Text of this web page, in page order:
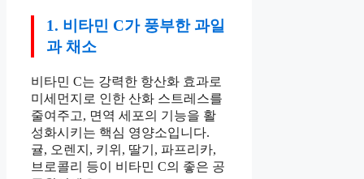
1. 비타민 C가 풍부한 과일
과 채소
비타민 C는 강력한 항산화 효과로
미세먼지로 인한 산화 스트레스를
줄여주고, 면역 세포의 기능을 활
성화시키는 핵심 영양소입니다.
귤, 오렌지, 키위, 딸기, 파프리카,
브로콜리 등이 비타민 C의 좋은 공